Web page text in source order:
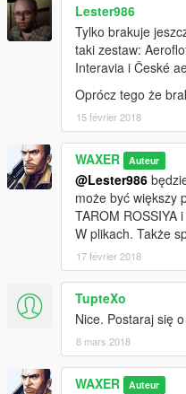
Lester986
Tylko brakuje
taki zestaw:
Interavia i České
Oprócz tego że
15 février 2018
WAXER Auteur
@Lester986
może być większy
TAROM ROSSIYA
W plikach. Także
17 février 2018
TupteXo
Nice. Postaraj się
8 mars 2018
WAXER Auteur